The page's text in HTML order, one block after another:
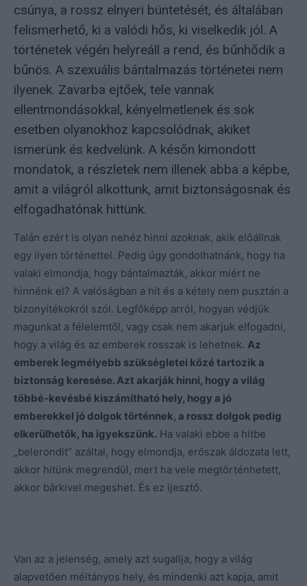
csúnya, a rossz elnyeri büntetését, és általában
felismerhető, ki a valódi hős, ki viselkedik jól. A
történetek végén helyreáll a rend, és bűnhődik a
bűnös. A szexuális bántalmazás történetei nem
ilyenek. Zavarba ejtőek, tele vannak
ellentmondásokkal, kényelmetlenek és sok
esetben olyanokhoz kapcsolódnak, akiket
ismerünk és kedvelünk. A későn kimondott
mondatok, a részletek nem illenek abba a képbe,
amit a világról alkottunk, amit biztonságosnak és
elfogadhatónak hittünk.
Talán ezért is olyan nehéz hinni azoknak, akik előállnak
egy ilyen történettel. Pedig úgy gondolhatnánk, hogy ha
valaki elmondja, hogy bántalmazták, akkor miért ne
hinnénk el? A valóságban a hit és a kétely nem pusztán a
bizonyítékokról szól. Legfőképp arról, hogyan védjük
magunkat a félelemtől, vagy csak nem akarjuk elfogadni,
hogy a világ és az emberek rosszak is lehetnek. Az
emberek legmélyebb szükségletei közé tartozik a
biztonság keresése. Azt akarják hinni, hogy a világ
többé-kevésbé kiszámítható hely, hogy a jó
emberekkel jó dolgok történnek, a rossz dolgok pedig
elkerülhetők, ha igyekszünk. Ha valaki ebbe a hitbe
„belerondít” azáltal, hogy elmondja, erőszak áldozata lett,
akkor hitünk megrendül, mert ha vele megtörténhetett,
akkor bárkivel megeshet. És ez ijesztő.
Van az a jelenség, amely azt sugallja, hogy a világ
alapvetően méltányos hely, és mindenki azt kapja, amit